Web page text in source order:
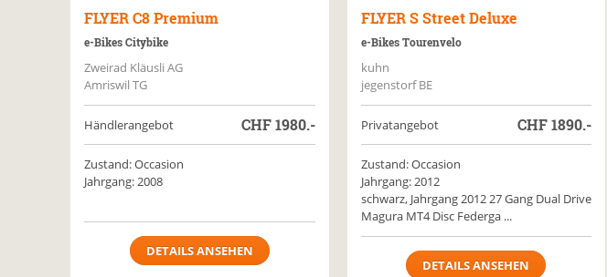
FLYERC8 Premium
e-Bikes Citybike
Zweirad Kläusli AG
Amriswil TG
Händlerangebot CHF1980.-
Zustand: Occasion
Jahrgang: 2008
DETAILS ANSEHEN
FLYER S Street Deluxe
e-Bikes Tourenvelo
kuhn
jegenstorf BE
Privatangebot CHF1890.-
Zustand: Occasion
Jahrgang: 2012
schwarz, Jahrgang 2012 27 Gang Dual Drive
Magura MT4 Disc Federga ...
DETAILS ANSEHEN